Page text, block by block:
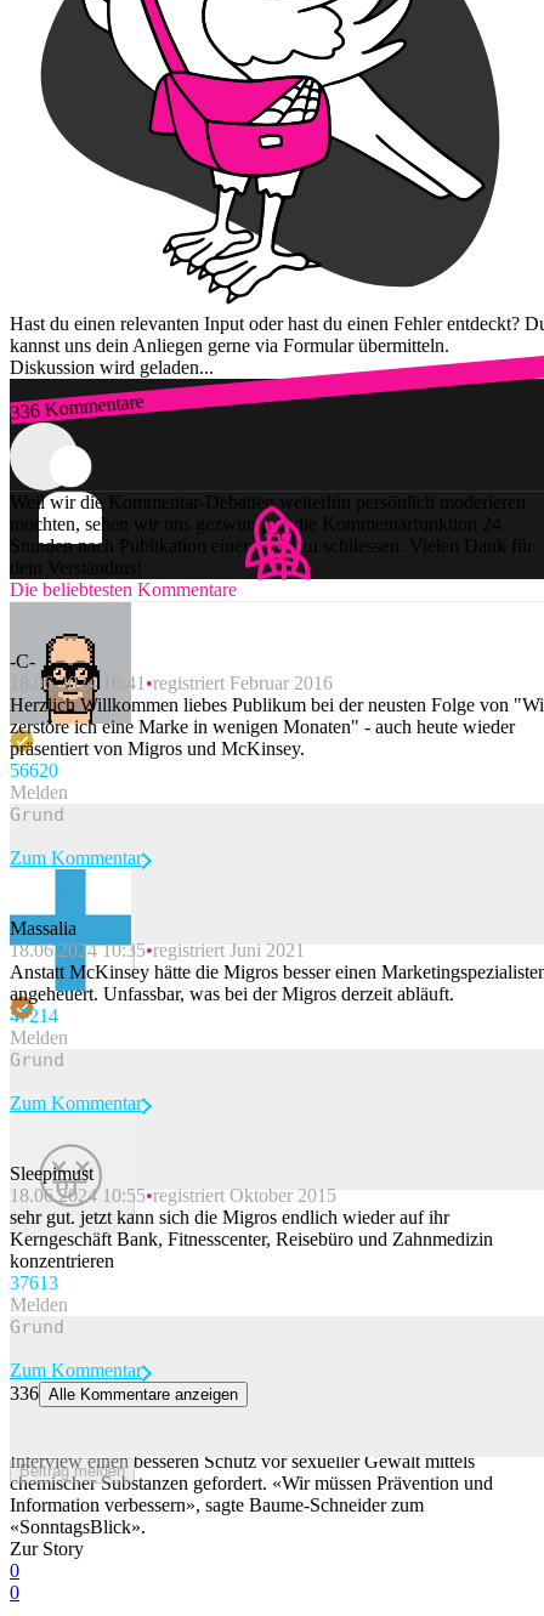
Hast du einen relevanten Input oder hast du einen Fehler entdeckt?
kannst uns dein Anliegen gerne via Formular übermitteln.
Diskussion wird geladen...
336 Kommentare
Zum Login
Weil wir die Kommentar-Debatten weiterhin persönlich moderieren
möchten, sehen wir uns gezwungen, die Kommentarfunktion 24
Stunden nach Publikation einer Story zu schliessen. Vielen Dank für
dein Verständnis!
Die beliebtesten Kommentare
-C-
18.06.2024 10:41 registriert Februar 2016
Herzlich Willkommen liebes Publikum bei der neusten Folge von
zerstöre ich eine Marke in wenigen Monaten" - auch heute wieder
präsentiert von Migros und McKinsey.
56620
Melden
Beitrag melden
Zum Kommentar
Massalia
18.06.2024 10:35 registriert Juni 2021
Anstatt McKinsey hätte die Migros besser einen
angeheuert. Unfassbar, was bei der Migros derzeit abläuft.
47214
Melden
Beitrag melden
Zum Kommentar
Sleepimust
18.06.2024 10:55 registriert Oktober 2015
sehr gut. jetzt kann sich die Migros endlich wieder auf ihr
Kerngeschäft Bank, Fitnesscenter, Reisebüro und Zahnmedizin
konzentrieren
37613
Melden
Beitrag melden
Zum Kommentar
336 Alle Kommentare anzeigen
Interview einen besseren Schutz vor sexueller Gewalt mittels
chemischer Substanzen gefordert. «Wir müssen Prävention und
Information verbessern», sagte Baume-Schneider zum
«SonntagsBlick».
Zur Story
0
0